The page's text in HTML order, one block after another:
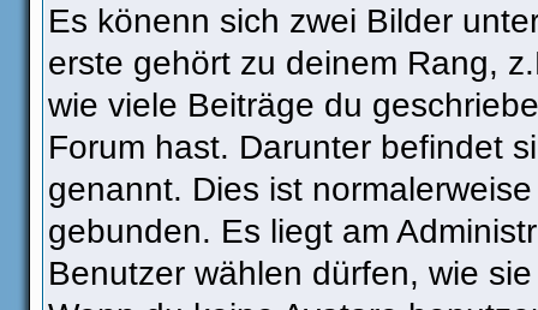
Es könenn sich zwei Bilder
erste gehört zu deinem Rang,
wie viele Beiträge du
Forum hast. Darunter befindet
genannt. Dies ist
gebunden. Es liegt am
Benutzer wählen dürfen, wie